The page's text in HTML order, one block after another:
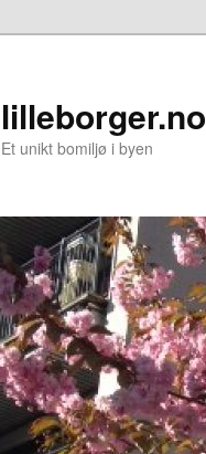
lilleborger.no
Et unikt bomiljø i byen